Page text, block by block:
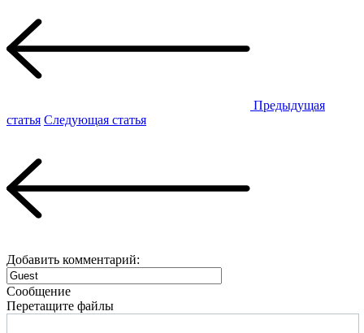
Предыдущая
статья Следующая статья
Добавить комментарий:
Сообщение
Перетащите файлы